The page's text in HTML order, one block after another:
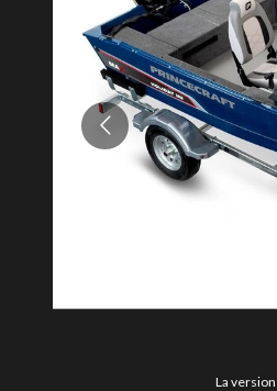
La